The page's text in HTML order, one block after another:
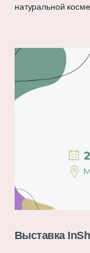
натуральной
Выставка